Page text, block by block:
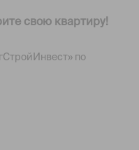
свою квартиру!
по